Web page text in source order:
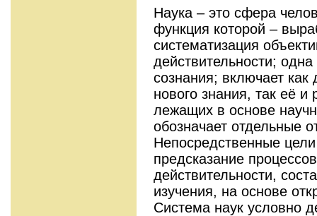
Наука – это сфера
функция которой –
систематизация
действительности;
сознания; включает как
нового знания, так её и
лежащих в основе
обозначает отдельные
Непосредственные
предсказание
действительности,
изучения, на основе
Система наук условно